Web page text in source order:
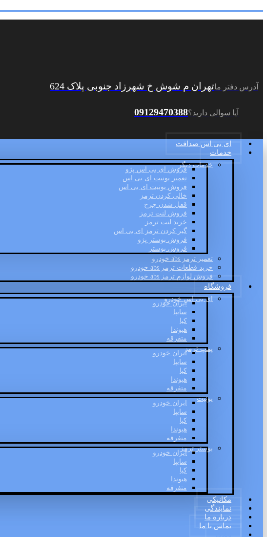
آدرس دفتر ماتهران م شوش خ شهرزاد جنوبی پلاک 624
آیا سوالی دارید؟09129470388
ای بی اس صداقت
خدمات
خدمات دیگر
فروش ای بی اس پژو
تعمیر یونیت ای بی اس
فروش یونیت ای بی اس
خالی کردن ترمز
قفل شدن چرخ
فروش لنت ترمز
خرید لنت ترمز
گیر کردن ترمز ای بی اس
فروش بوستر پژو
فروش بوستر
تعمیر ترمز abs خودرو
خرید قطعات ترمز abs خودرو
فروش لوازم ترمز abs خودرو
فروشگاه
ای بی اس خودرو
ایران خودرو
سایپا
کیا
هیوندا
متفرقه
پمپ ترمز
ایران خودرو
سایپا
کیا
هیوندا
متفرقه
یونیت
ایران خودرو
سایپا
کیا
هیوندا
متفرقه
بوستر ترمز
ایران خودرو
سایپا
کیا
هیوندا
متفرقه
مکانیکی
نمایندگی
درباره ما
تماس با ما